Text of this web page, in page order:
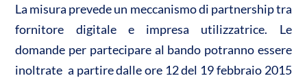
La misura prevede un meccanismo di partnership tra
fornitore digitale e impresa utilizzatrice. Le
domande per partecipare al bando potranno essere
inoltrate a partire dalle ore 12 del 19 febbraio 2015